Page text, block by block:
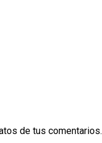
de tus comentarios.